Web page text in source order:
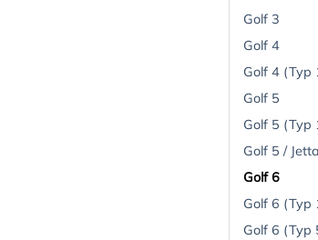
Golf 3
Golf 4
Golf 4 (Typ
Golf 5
Golf 5 (Typ
Golf 5 /
Golf 6
Golf 6 (Typ
Golf 6 (Typ